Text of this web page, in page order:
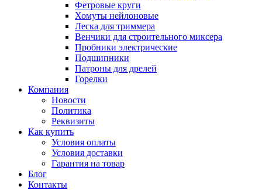
Фетровые круги
Хомуты нейлоновые
Леска для триммера
Венчики для строительного миксера
Пробники электрические
Подшипники
Патроны для дрелей
Горелки
Компания
Новости
Политика
Реквизиты
Как купить
Условия оплаты
Условия доставки
Гарантия на товар
Блог
Контакты